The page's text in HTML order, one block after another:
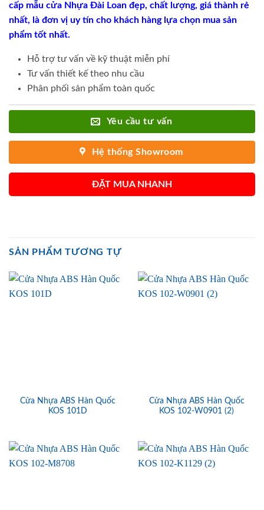
cấp mẫu cửa Nhựa Đài Loan đẹp, chất lượng, giá thành rẻ
nhất, là đơn vị uy tín cho khách hàng lựa chọn mua sản
phẩm tốt nhất.
Hỗ trợ tư vấn về kỹ thuật miễn phí
Tư vấn thiết kế theo nhu cầu
Phân phối sản phẩm toàn quốc
Yêu cầu tư vấn
Hệ thống Showroom
ĐẶT MUA NHANH
SẢN PHẨM TƯƠNG TỰ
Cửa Nhựa ABS Hàn Quốc
KOS 101D
Cửa Nhựa ABS Hàn Quốc
KOS 102-W0901 (2)